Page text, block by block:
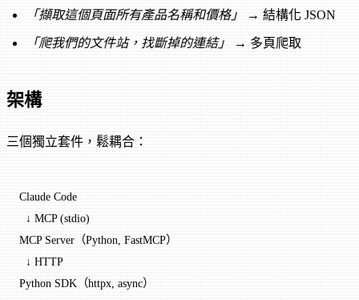
「擷取這個頁面所有產品名稱和價格」 → 結構化 JSON
「爬我們的文件站，找斷掉的連結」 → 多頁爬取
架構
三個獨立套件，鬆耦合：
Claude Code
  ↓ MCP (stdio)
MCP Server（Python, FastMCP）
  ↓ HTTP
Python SDK（httpx, async）